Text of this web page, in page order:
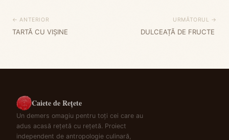
← ANTERIOR
TARTĂ CU VIȘINE
URMĂTORUL →
DULCEAȚĂ DE FRUCTE
Caiete de Rețete
Un demers omagiu pentru toți cei care au
adus acasă rețetă cu rețetă. Proiect
independent de antropologie culinară,